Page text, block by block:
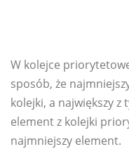
W kolejce
sposób, że
kolejki, a największy z
element z kolejki
najmniejszy element.